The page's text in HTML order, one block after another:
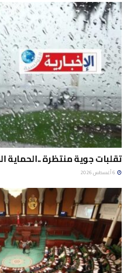
تقلبات جوية منتظرة ..الحماية